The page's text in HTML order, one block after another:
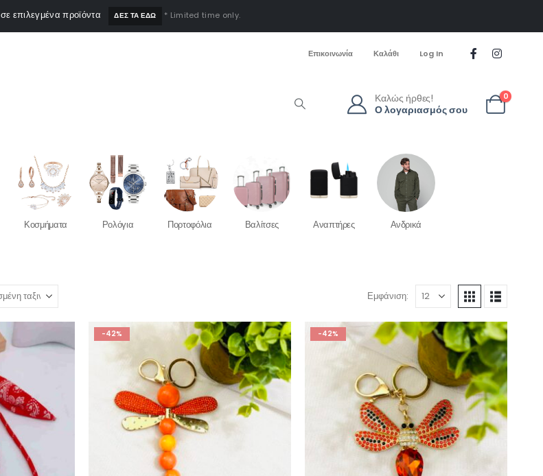
σε επιλεγμένα προϊόντα ΔΕΣ ΤΑ ΕΔΩ * Limited time only.
Επικοινωνία Καλάθι Log In
Καλώς ήρθες!
Ο λογαριασμός σου
0
Κοσμήματα Ρολόγια Πορτοφόλια Βαλίτσες Αναπτήρες Ανδρικά
Εμφάνιση:
-42% -42%